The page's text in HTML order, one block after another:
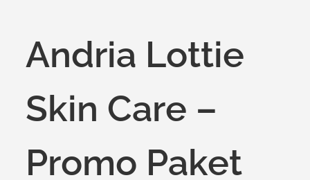
Andria Lottie
Skin Care –
Promo Paket